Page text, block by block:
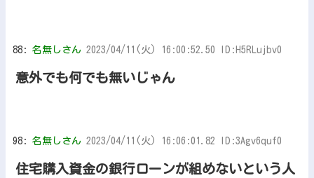
88: 名無しさん 2023/04/11(火) 16:00:52.50 ID:H5RLujbv0
意外でも何でも無いじゃん
98: 名無しさん 2023/04/11(火) 16:06:01.82 ID:3Agv6quf0
住宅購入資金の銀行ローンが組めないという人